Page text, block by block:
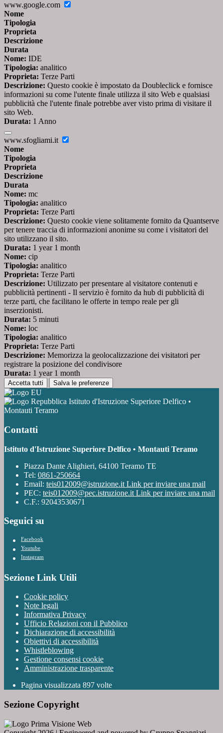
www.google.com
Nome
Tipologia
Proprieta
Descrizione
Durata
Nome: IDE
Tipologia: analitico
Proprieta: Terze Parti
Descrizione: Questo cookie è impostato da Doubleclick e fornisce
informazioni su come l'utente finale utilizza il sito Web e qualsiasi
pubblicità che l'utente finale potrebbe aver visto prima di visitare il
sito Web.
Durata: 1 Anno
www.sfogliami.it
Nome
Tipologia
Proprieta
Descrizione
Durata
Nome: mc
Tipologia: analitico
Proprieta: Terze Parti
Descrizione: Questo cookie viene solitamente fornito da Quantserve
per tenere traccia di informazioni anonime su come i visitatori del
sito utilizzano il sito.
Durata: 1 year 1 month
Nome: cip
Tipologia: analitico
Proprieta: Terze Parti
Descrizione: Utilizzato per presentare al visitatore contenuti e
pubblicità pertinenti - Il servizio è fornito da hub di pubblicità di
terze parti, che facilitano le offerte in tempo reale per gli
inserzionisti.
Durata: 5 minuti
Nome: loc
Tipologia: analitico
Proprieta: Terze Parti
Descrizione: Memorizza la geolocalizzazione dei visitatori per
registrare la posizione del condivisore
Durata: 1 year 1 month
Accetta tutti Salva le preferenze
Istituto d'Istruzione Superiore Delfico •
Montauti Teramo
Contatti
Istituto d'Istruzione Superiore Delfico • Montauti Teramo
Piazza Dante Alighieri, 64100 Teramo TE
Tel: 0861-250664
Email: teis012009@istruzione.it Link per inviare una mail
PEC: teis012009@pec.istruzione.it Link per inviare una mail
C.F.: 92043530671
Seguici su
Facebook
Youtube
Instagram
Sezione Link Utili
Cookie policy
Note legali
Informativa Privacy
Ufficio Relazioni con il Pubblico
Dichiarazione di accessibilità
Obiettivi di accessibilità
Whistleblowing
Gestione consensi cookie
Amministrazione trasparente
Pagina visualizzata 897 volte
Sezione Copyright